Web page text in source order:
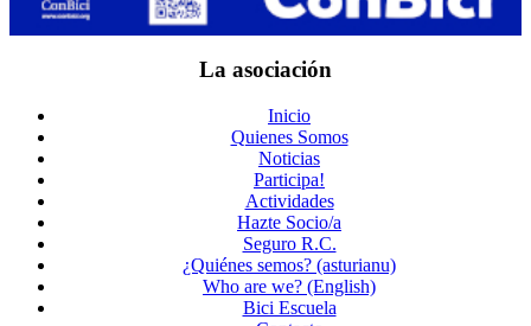
La asociación
Inicio
Quienes Somos
Noticias
Participa!
Actividades
Hazte Socio/a
Seguro R.C.
¿Quiénes semos? (asturianu)
Who are we? (English)
Bici Escuela